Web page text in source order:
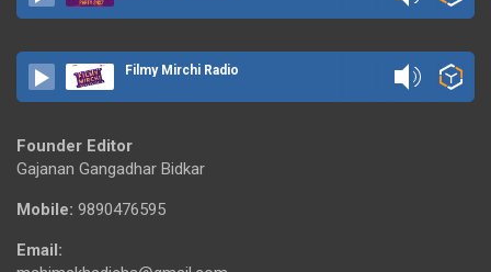
Filmy Mirchi Radio
Founder Editor
Gajanan Gangadhar Bidkar
Mobile: 9890476595
Email: